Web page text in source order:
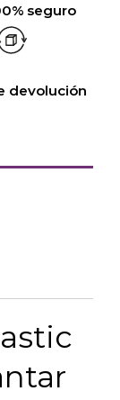
seguro
devolución